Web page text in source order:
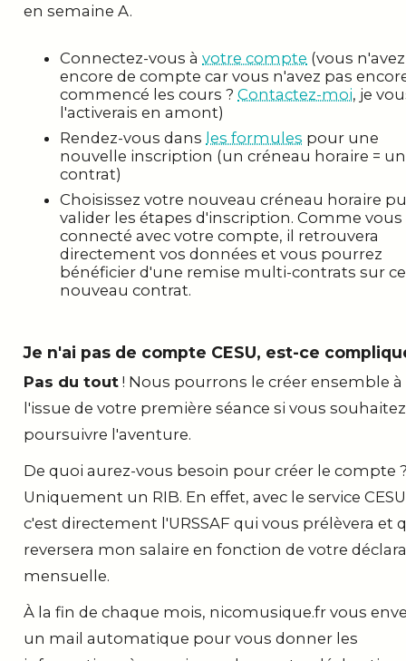
en semaine A.
Connectez-vous à votre compte (vous
encore de compte car vous n'avez pas
commencé les cours ? Contactez-moi, je
l'activerais en amont)
Rendez-vous dans les formules pour une
nouvelle inscription (un créneau horaire = un
contrat)
Choisissez votre nouveau créneau horaire
valider les étapes d'inscription. Comme vous
connecté avec votre compte, il retrouvera
directement vos données et vous pourrez
bénéficier d'une remise multi-contrats sur ce
nouveau contrat.
Je n'ai pas de compte CESU, est-ce
Pas du tout ! Nous pourrons le créer ensemble à
l'issue de votre première séance si vous souhaitez
poursuivre l'aventure.
De quoi aurez-vous besoin pour créer le compte
Uniquement un RIB. En effet, avec le service
c'est directement l'URSSAF qui vous prélèvera et
reversera mon salaire en fonction de votre
mensuelle.
À la fin de chaque mois, nicomusique.fr vous
un mail automatique pour vous donner les